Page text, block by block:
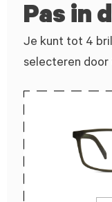
Pas in
Je kunt tot 4
selecteren door